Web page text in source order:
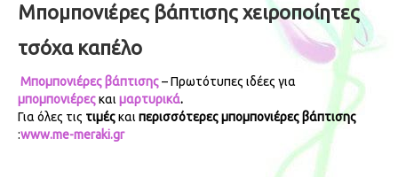
Μπομπονιέρες βάπτισης χειροποίητες
τσόχα καπέλο
Μπομπονιέρες βάπτισης– Πρωτότυπες ιδέες για
μπομπονιέρεςκαι μαρτυρικά.
Για όλες τις τιμέςκαι περισσότερες μπομπονιέρες βάπτισης
:www.me-meraki.gr